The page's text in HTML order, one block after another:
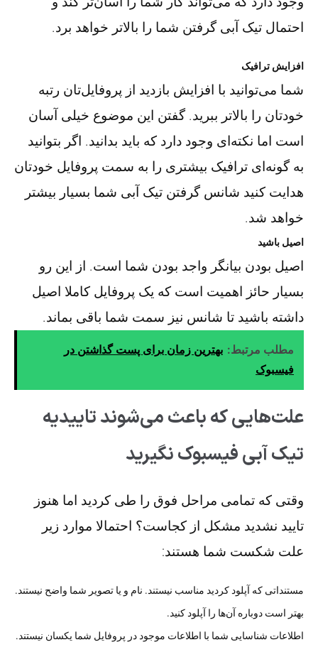
احتمال تیک آبی گرفتن شما را بالاتر خواهد برد.
افزایش ترافیک
شما می‌توانید با افزایش بازدید از پروفایل‌تان رتبه
خودتان را بالاتر ببرید. گفتن این موضوع خیلی آسان
است اما نکته‌ای وجود دارد که باید بدانید. اگر بتوانید
به گونه‌ای ترافیک بیشتری را به سمت پروفایل خودتان
هدایت کنید شانس گرفتن تیک آبی شما بسیار بیشتر
خواهد شد.
اصیل باشید
اصیل بودن بیانگر واجد بودن شما است. از این رو
بسیار حائز اهمیت است که یک پروفایل کاملا اصیل
داشته باشید تا شانس نیز سمت شما باقی بماند.
مطلب مرتبط: بهترین زمان برای پست گذاشتن در
فیسبوک
علت‌هایی که باعث می‌شوند تاییدیه
تیک آبی فیسبوک نگیرید
وقتی که تمامی مراحل فوق را طی کردید اما هنوز
تایید نشدید مشکل از کجاست؟ احتمالا موارد زیر
علت شکست شما هستند:
مستنداتی که آپلود کردید مناسب نیستند. نام و یا تصویر شما واضح نیستند.
بهتر است دوباره آن‌ها را آپلود کنید.
اطلاعات شناسایی شما با اطلاعات موجود در پروفایل شما یکسان نیستند.